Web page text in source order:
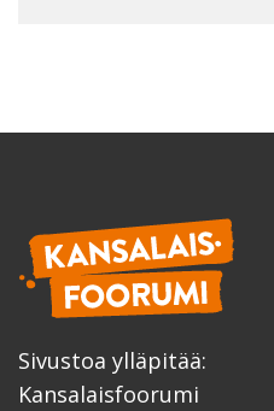
Sivustoa ylläpitää:
Kansalaisfoorumi